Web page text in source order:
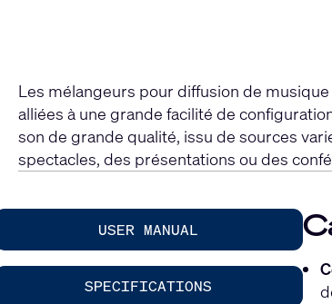
Les mélangeurs pour diffusion de
alliées à une grande facilité de
son de grande qualité, issu de sources
spectacles, des présentations ou des
USER MANUAL
SPECIFICATIONS